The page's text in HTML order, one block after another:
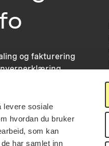
levere sosiale
hvordan du bruker
som kan
har samlet inn
og fakturering
logo